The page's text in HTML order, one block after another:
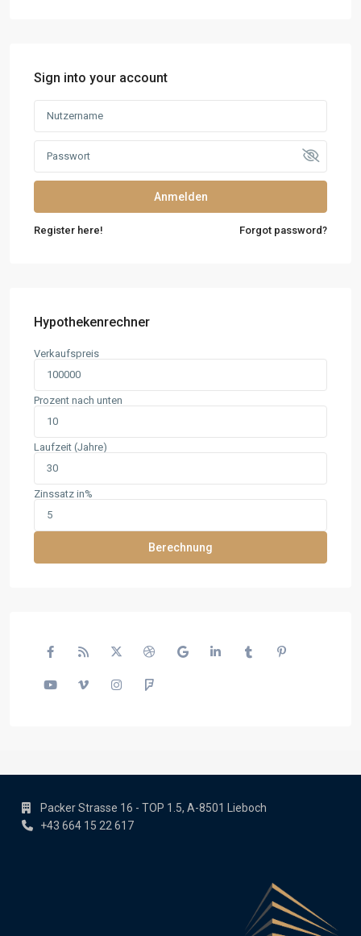
Sign into your account
Anmelden
Register here! Forgot password?
Hypothekenrechner
Verkaufspreis
Prozent nach unten
Laufzeit (Jahre)
Zinssatz in%
Berechnung
Packer Strasse 16 - TOP 1.5, A-8501 Lieboch
+43 664 15 22 617